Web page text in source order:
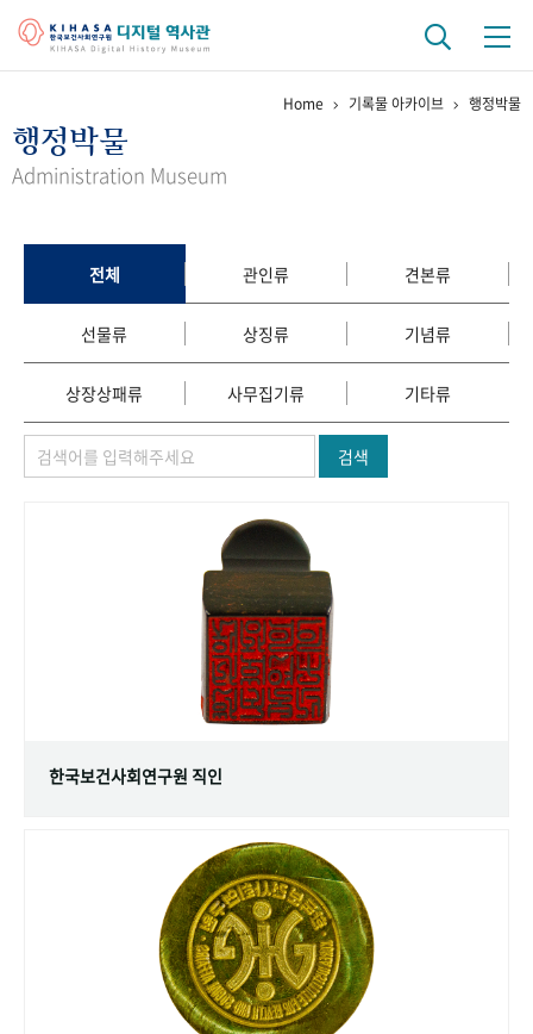
걸어온 길 기관 변천사
정책과 연구 키워드로 보는 연구 역사
연구자들
간행물 변천사
기록물 아카이브
사진 아카이브 문서 기록물 행정박물 영상 기록물
숫자로 보는 50년 50+1
Home 기록물 아카이브 행정박물
행정박물
Administration Museum
전체 관인류 견본류
선물류 상징류 기념류
상장상패류 사무집기류 기타류
검색
한국보건사회연구원 직인